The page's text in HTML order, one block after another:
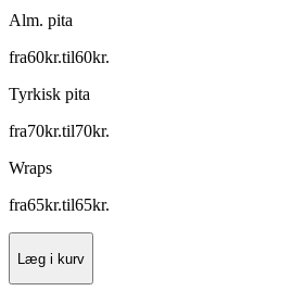
Alm. pita
fra60kr.til60kr.
Tyrkisk pita
fra70kr.til70kr.
Wraps
fra65kr.til65kr.
Læg i kurv